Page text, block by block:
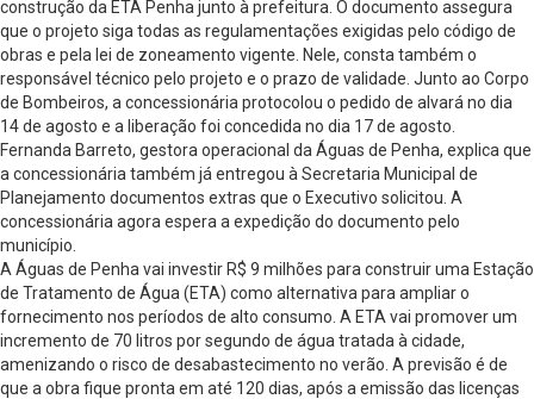
construção da ETA Penha junto à prefeitura. O documento assegura
que o projeto siga todas as regulamentações exigidas pelo código de
obras e pela lei de zoneamento vigente. Nele, consta também o
responsável técnico pelo projeto e o prazo de validade. Junto ao Corpo
de Bombeiros, a concessionária protocolou o pedido de alvará no dia
14 de agosto e a liberação foi concedida no dia 17 de agosto.
Fernanda Barreto, gestora operacional da Águas de Penha, explica que
a concessionária também já entregou à Secretaria Municipal de
Planejamento documentos extras que o Executivo solicitou. A
concessionária agora espera a expedição do documento pelo
município.
A Águas de Penha vai investir R$ 9 milhões para construir uma Estação
de Tratamento de Água (ETA) como alternativa para ampliar o
fornecimento nos períodos de alto consumo. A ETA vai promover um
incremento de 70 litros por segundo de água tratada à cidade,
amenizando o risco de desabastecimento no verão. A previsão é de
que a obra fique pronta em até 120 dias, após a emissão das licenças